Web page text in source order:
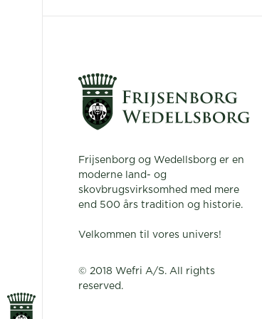
Frijsenborg og Wedellsborg er en
moderne land- og
skovbrugsvirksomhed med mere
end 500 års tradition og historie.
Velkommen til vores univers!
© 2018 Wefri A/S. All rights
reserved.